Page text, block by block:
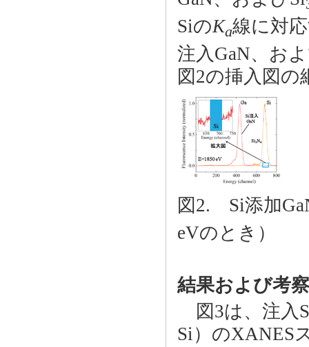
SiのKa線に対
注入GaN、お
図2の挿入図の
図2. Si添加
eVのとき）
結果および考
図3は、注入
Si）のXANES